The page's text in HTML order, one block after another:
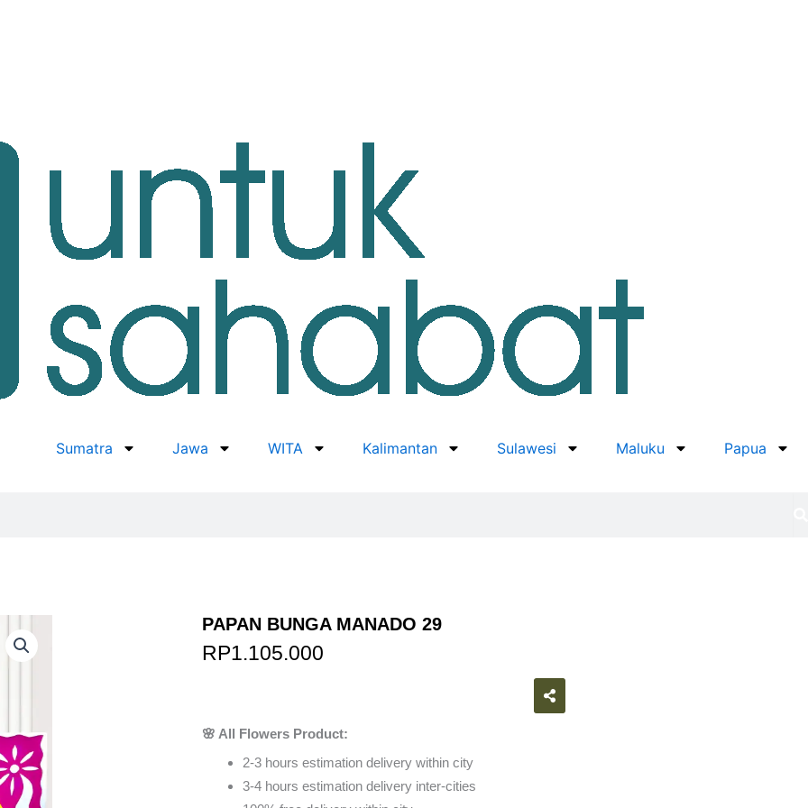
Sumatra Jawa WITA Kalimantan Sulawesi Maluku Papua
PAPAN BUNGA MANADO 29
RP1.105.000
🌸 All Flowers Product:
2-3 hours estimation delivery within city
3-4 hours estimation delivery inter-cities